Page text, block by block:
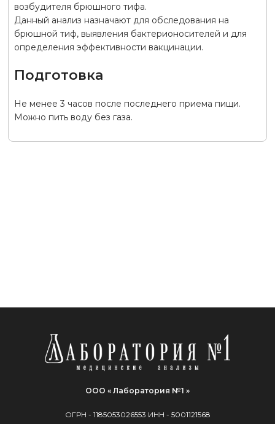
возбудителя брюшного тифа.
Данный анализ назначают для обследования на
брюшной тиф, выявления бактерионосителей и для
определения эффективности вакцинации.
Подготовка
Не менее 3 часов после последнего приема пищи.
Можно пить воду без газа.
ООО « Лаборатория №1 »
ОГРН - 1185053026553 ИНН - 5001121568